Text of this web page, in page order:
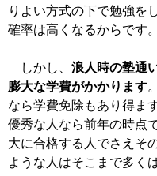
りよい方式の下で勉強を
確率は高くなるからです。
しかし、 浪人時の塾通
膨大な学費がかかります
なら学費免除もあり得ま
優秀な人なら前年の時点
大に合格する人でさえそ
ような人はそこまで多く